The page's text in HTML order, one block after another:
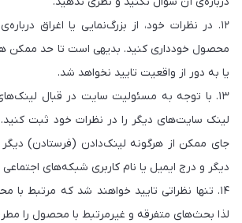
۱۲. در نظرات خود، از بزرگ‌نمایی یا اغراق
محصول خودداری کنید. بدیهی است تا حد ممکن
یا به دور از واقعیت تایید نخواهد شد.
۱۳. با توجه به مسئولیت سایت در قبال
لینک سایت‌های دیگر را در نظرات خود ثبت
جای ممکن از هرگونه لینک‌دادن (فرستادن) دیگر
دیگر و درج ایمیل یا نام کاربری شبکه‌های
۱۴. تنها نظراتی تایید خواهند شد که مرتبط با
لذا بحث‌های متفرقه و غیرمرتبط با محصول را